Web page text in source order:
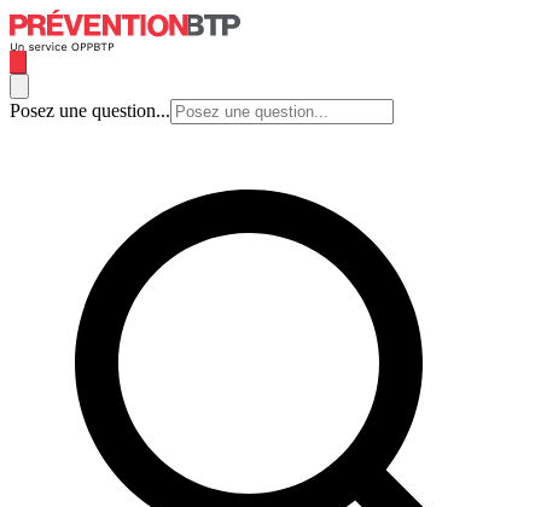
Posez une question...